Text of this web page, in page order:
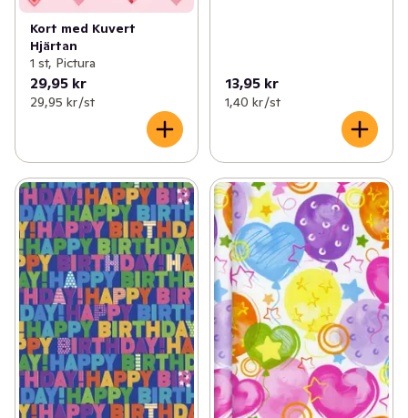
Kort med Kuvert
Hjärtan
1 st, Pictura
29,95 kr
29,95 kr /st
13,95 kr
1,40 kr /st